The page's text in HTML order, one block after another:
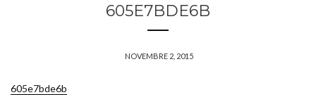
605E7BDE6B
NOVEMBRE 2, 2015
605e7bde6b